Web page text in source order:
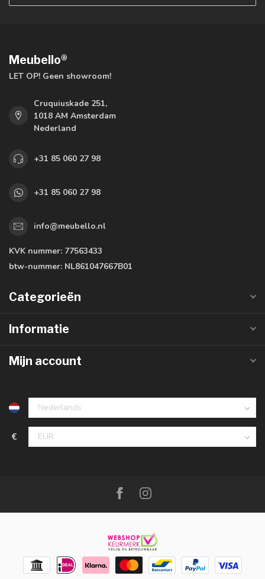
Meubello®
LET OP! Geen showroom!
Cruquiuskade 251,
1018 AM Amsterdam
Nederland
+31 85 060 27 98
+31 85 060 27 98
info@meubello.nl
KVK nummer: 77563433
btw-nummer: NL861047667B01
Categorieën
Informatie
Mijn account
€